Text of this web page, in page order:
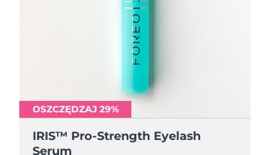
OSZCZĘDZAJ 29%
IRIS™ Pro-Strength Eyelash
Serum